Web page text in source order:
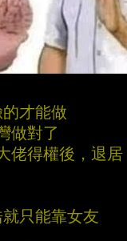
才能做
做對了
佬得權後，退居
只能靠女友